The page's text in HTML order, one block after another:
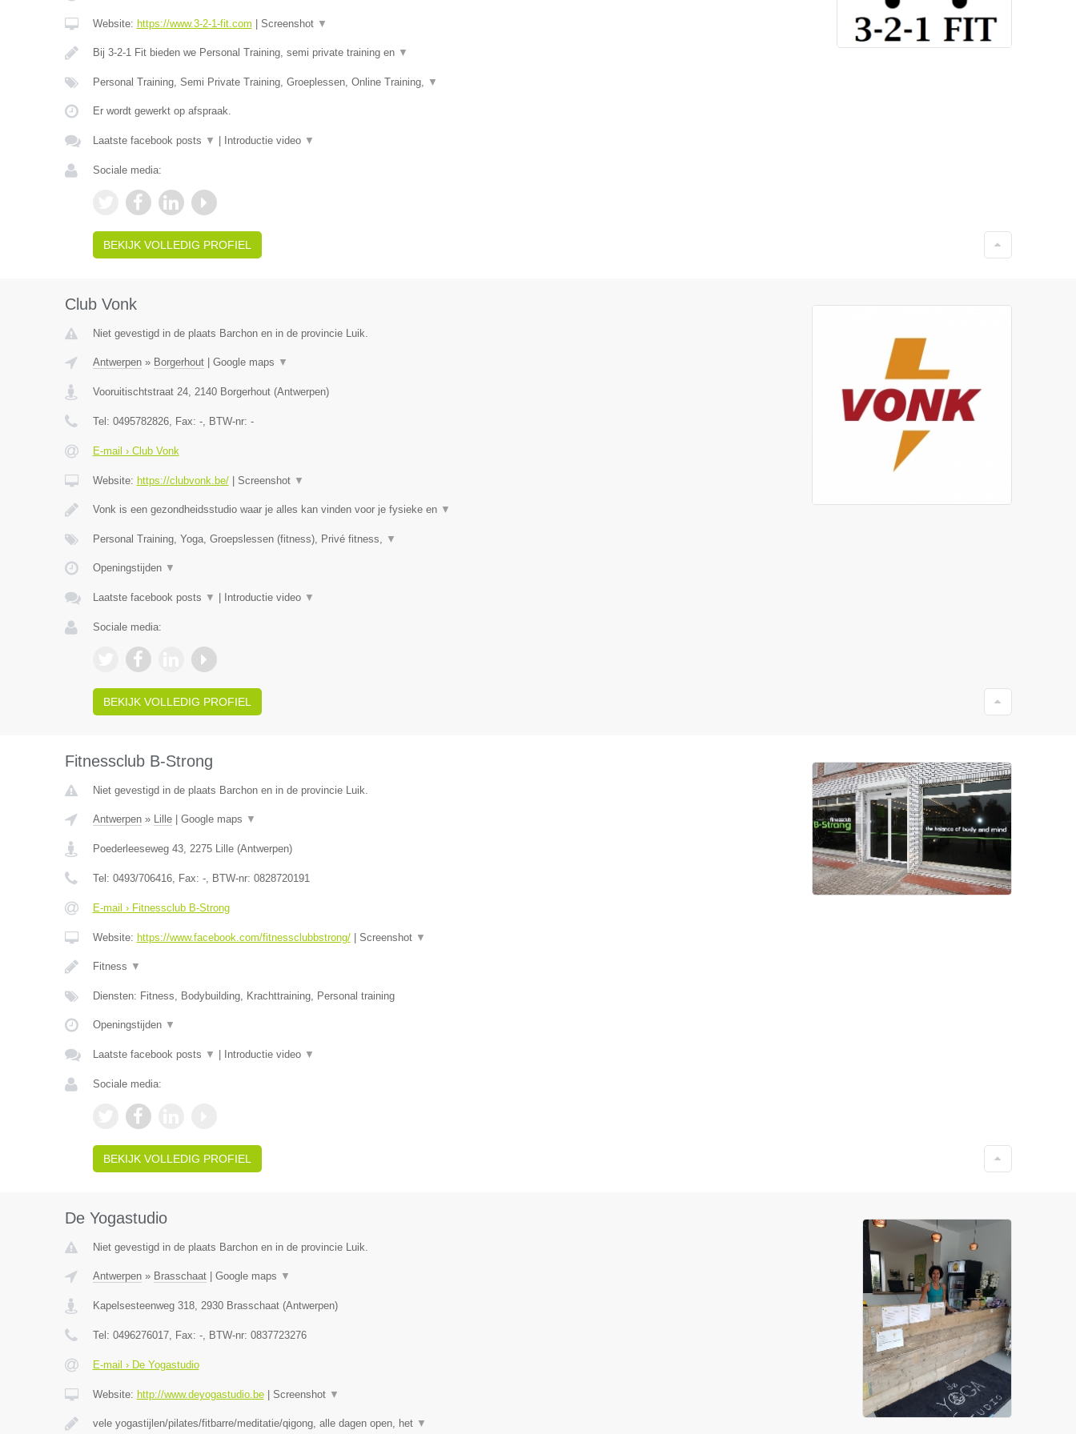
Website: https://www.3-2-1-fit.com Screenshot ▼
Bij 3-2-1 Fit bieden we Personal Training, semi private training en ▼
Personal Training, Semi Private Training, Groeplessen, Online Training, ▼
Er wordt gewerkt op afspraak.
Laatste facebook posts ▼ Introductie video ▼
Sociale media:
BEKIJK VOLLEDIG PROFIEL
Club Vonk
Niet gevestigd in de plaats Barchon en in de provincie Luik.
Antwerpen» Borgerhout| Google maps ▼
Vooruitischtstraat 24, 2140 Borgerhout(Antwerpen)
Tel: 0495782826, Fax: -, BTW-nr: -
E-mail › Club Vonk
Website: https://clubvonk.be/| Screenshot ▼
Vonk is een gezondheidsstudio waar je alles kan vinden voor je fysieke en ▼
Personal Training, Yoga, Groepslessen (fitness), Privé fitness, ▼
Openingstijden ▼
Laatste facebook posts ▼ Introductie video ▼
Sociale media:
BEKIJK VOLLEDIG PROFIEL
Fitnessclub B-Strong
Niet gevestigd in de plaats Barchon en in de provincie Luik.
Antwerpen» Lille| Google maps ▼
Poederleeseweg 43, 2275 Lille(Antwerpen)
Tel: 0493/706416, Fax: -, BTW-nr: 0828720191
E-mail › Fitnessclub B-Strong
Website: https://www.facebook.com/fitnessclubbstrong/| Screenshot ▼
Fitness ▼
Diensten: Fitness, Bodybuilding, Krachttraining, Personal training
Openingstijden ▼
Laatste facebook posts ▼ Introductie video ▼
Sociale media:
BEKIJK VOLLEDIG PROFIEL
De Yogastudio
Niet gevestigd in de plaats Barchon en in de provincie Luik.
Antwerpen» Brasschaat| Google maps ▼
Kapelsesteenweg 318, 2930 Brasschaat(Antwerpen)
Tel: 0496276017, Fax: -, BTW-nr: 0837723276
E-mail › De Yogastudio
Website: http://www.deyogastudio.be| Screenshot ▼
vele yogastijlen/pilates/fitbarre/meditatie/qigong, alle dagen open, het ▼